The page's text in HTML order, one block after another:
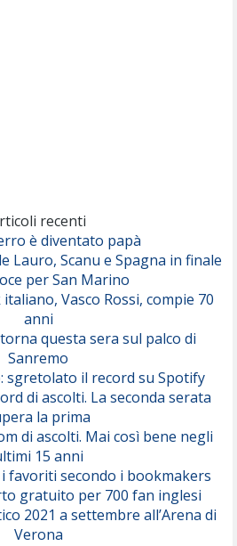
recenti
è diventato papà
Lauro, Scanu e Spagna in finale
per San Marino
Vasco Rossi, compie 70
anni
questa sera sul palco di
Sanremo
sgretolato il record su Spotify
di ascolti. La seconda serata
la prima
di ascolti. Mai così bene negli
15 anni
i favoriti secondo i bookmakers
gratuito per 700 fan inglesi
2021 a settembre all’Arena di
Verona